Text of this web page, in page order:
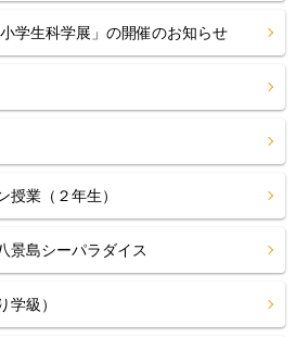
学生科学展」の開催のお知らせ
授業（２年生）
島シーパラダイス
学級）